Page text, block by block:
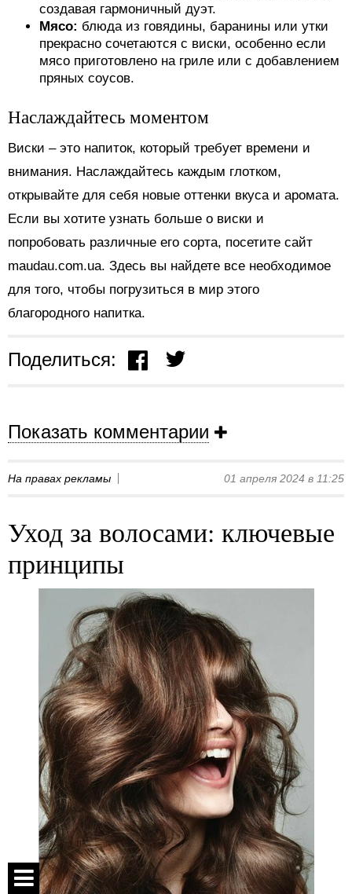
создавая гармоничный дуэт.
Мясо: блюда из говядины, баранины или утки
прекрасно сочетаются с виски, особенно если
мясо приготовлено на гриле или с добавлением
пряных соусов.
Наслаждайтесь моментом
Виски – это напиток, который требует времени и
внимания. Наслаждайтесь каждым глотком,
открывайте для себя новые оттенки вкуса и аромата.
Если вы хотите узнать больше о виски и
попробовать различные его сорта, посетите сайт
maudau.com.ua. Здесь вы найдете все необходимое
для того, чтобы погрузиться в мир этого
благородного напитка.
Поделиться:
Показать комментарии
На правах рекламы 01 апреля 2024 в 11:25
Уход за волосами: ключевые
принципы